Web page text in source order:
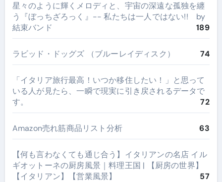
星々のように輝くメロディと、宇宙の深遠な孤独を纏
う『ぼっちざろっく』-- 私たちは一人ではない!! by
結束バンド
189
ラビッド・ドッグズ （ブルーレイディスク） 74
​「イタリア旅行最高！いつか移住したい！」と思って
いる人が見たら、一瞬で現実に引き戻されるデータで
す。
72
Amazon売れ筋商品リスト分析 63
【何も言わなくても通じ合う】イタリアンの名店 イル
ギオットーネの厨房風景｜料理王国 | 【厨房の世界】
【イタリアン】【営業風景】
57